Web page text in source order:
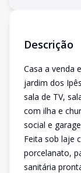
Descrição
Casa a venda
jardim dos
sala de TV,
com ilha e
social e
Feita sob laje
porcelanato,
sanitária